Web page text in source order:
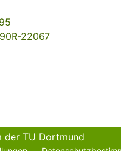
22067
der TU Dortmund